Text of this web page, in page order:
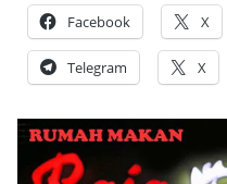
Facebook X
Telegram X